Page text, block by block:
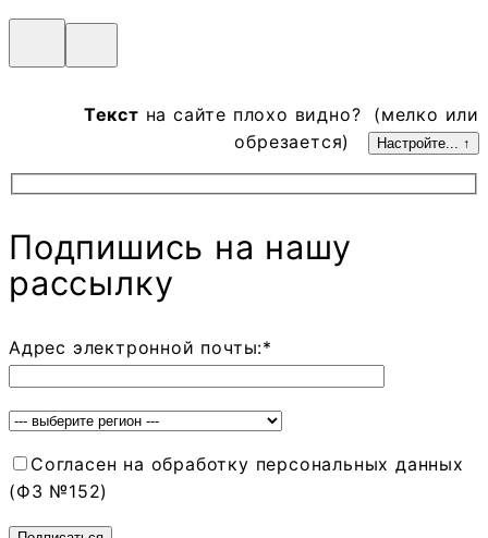
Текст на сайте плохо видно? (мелко или
обрезается)
Настройте... ↑
Подпишись на нашу
рассылку
Адрес электронной почты:*
Согласен на обработку персональных данных
(ФЗ №152)